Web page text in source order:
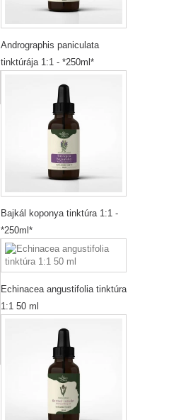
Andrographis paniculata
tinktúrája 1:1 - *250ml*
Bajkál koponya tinktúra 1:1 -
*250ml*
Echinacea angustifolia tinktúra
1:1 50 ml